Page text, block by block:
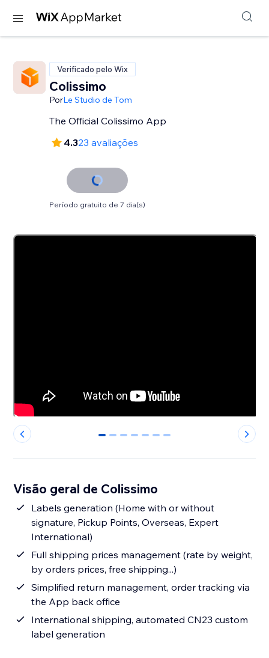
Verificado pelo Wix
Colissimo
PorLe Studio de Tom
The Official Colissimo App
4.323 avaliações
Período gratuito de 7 dia(s)
0 1 2 3 4 5 6
Visão geral de Colissimo
Labels generation (Home with or without
signature, Pickup Points, Overseas, Expert
International)
Full shipping prices management (rate by weight,
by orders prices, free shipping...)
Simplified return management, order tracking via
the App back office
International shipping, automated CN23 custom
label generation